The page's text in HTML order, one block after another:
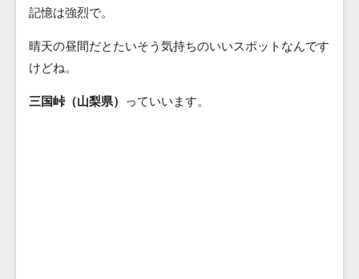
記憶は強烈で。
晴天の昼間だとたいそう気持ちのいいスポットなんです
けどね。
三国峠（山梨県） っていいます。